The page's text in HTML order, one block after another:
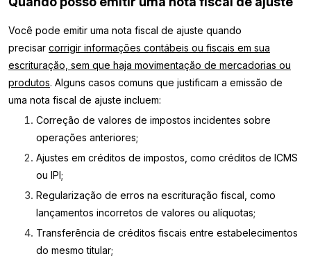
Você pode emitir uma nota fiscal de ajuste quando
precisar corrigir informações contábeis ou fiscais em sua
escrituração, sem que haja movimentação de mercadorias ou
produtos. Alguns casos comuns que justificam a emissão de
uma nota fiscal de ajuste incluem:
Correção de valores de impostos incidentes sobre
operações anteriores;
Ajustes em créditos de impostos, como créditos de ICMS
ou IPI;
Regularização de erros na escrituração fiscal, como
lançamentos incorretos de valores ou alíquotas;
Transferência de créditos fiscais entre estabelecimentos
do mesmo titular;